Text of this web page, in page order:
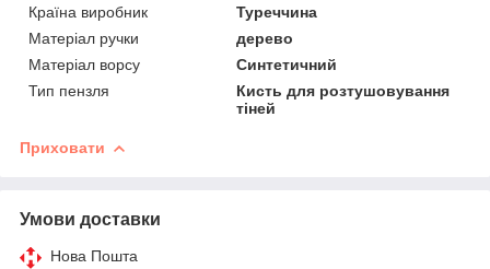
Країна виробник
Туреччина
Матеріал ручки
дерево
Матеріал ворсу
Синтетичний
Тип пензля
Кисть для розтушовування
тіней
Приховати
Умови доставки
Нова Пошта